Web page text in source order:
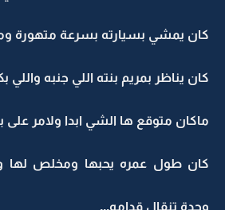
كان يمشي بسيارته بسرعة متهورة
كان يناظر بمريم بنته اللي جنبه
ماكان متوقع ها الشي ابدا ولامر على
كان طول عمره يحبها ومخلص لها
وحدة تنقال قدامه,,,